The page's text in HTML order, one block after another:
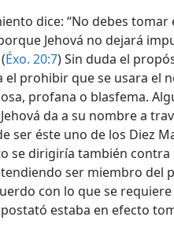
dice: “No debes
Jehová no dejará
Éxo. 20:7) Sin duda el
prohibir que se usara el
profana o blasfema.
da a su nombre a
ser éste uno de los Diez
se dirigiría también contra
ser miembro del
con lo que se
estaba en efecto